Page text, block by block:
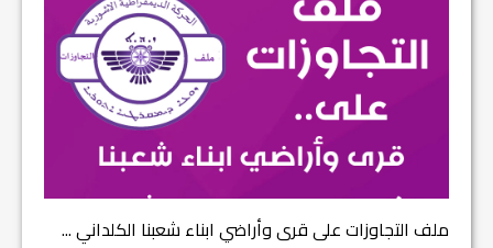
ملف التجاوزات على قرى وأراضي ابناء شعبنا الكلداني ...